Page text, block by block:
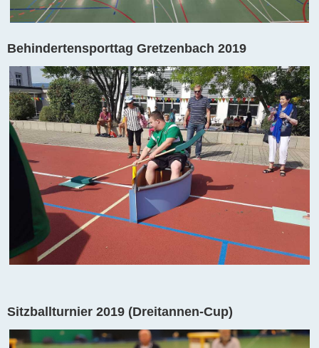
Behindertensporttag Gretzenbach 2019
Sitzballturnier 2019 (Dreitannen-Cup)